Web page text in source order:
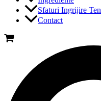
Sfaturi Ingrijire Ten
Contact